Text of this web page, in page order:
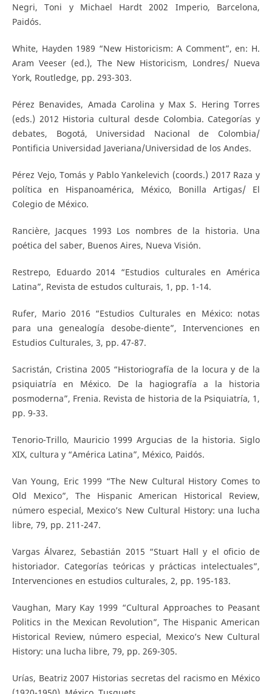
Negri, Toni y Michael Hardt 2002 Imperio, Barcelona,
Paidós.
White, Hayden 1989 “New Historicism: A Comment”, en: H.
Aram Veeser (ed.), The New Historicism, Londres/ Nueva
York, Routledge, pp. 293-303.
Pérez Benavides, Amada Carolina y Max S. Hering Torres
(eds.) 2012 Historia cultural desde Colombia. Categorías y
debates, Bogotá, Universidad Nacional de Colombia/
Pontificia Universidad Javeriana/Universidad de los Andes.
Pérez Vejo, Tomás y Pablo Yankelevich (coords.) 2017 Raza y
política en Hispanoamérica, México, Bonilla Artigas/ El
Colegio de México.
Rancière, Jacques 1993 Los nombres de la historia. Una
poética del saber, Buenos Aires, Nueva Visión.
Restrepo, Eduardo 2014 “Estudios culturales en América
Latina”, Revista de estudos culturais, 1, pp. 1-14.
Rufer, Mario 2016 “Estudios Culturales en México: notas
para una genealogía desobe-diente”, Intervenciones en
Estudios Culturales, 3, pp. 47-87.
Sacristán, Cristina 2005 “Historiografía de la locura y de la
psiquiatría en México. De la hagiografía a la historia
posmoderna”, Frenia. Revista de historia de la Psiquiatría, 1,
pp. 9-33.
Tenorio-Trillo, Mauricio 1999 Argucias de la historia. Siglo
XIX, cultura y “América Latina”, México, Paidós.
Van Young, Eric 1999 “The New Cultural History Comes to
Old Mexico”, The Hispanic American Historical Review,
número especial, Mexico’s New Cultural History: una lucha
libre, 79, pp. 211-247.
Vargas Álvarez, Sebastián 2015 “Stuart Hall y el oficio de
historiador. Categorías teóricas y prácticas intelectuales”,
Intervenciones en estudios culturales, 2, pp. 195-183.
Vaughan, Mary Kay 1999 “Cultural Approaches to Peasant
Politics in the Mexican Revolution”, The Hispanic American
Historical Review, número especial, Mexico’s New Cultural
History: una lucha libre, 79, pp. 269-305.
Urías, Beatriz 2007 Historias secretas del racismo en México